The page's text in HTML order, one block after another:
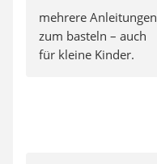
mehrere Anleitungen
zum basteln – auch
für kleine Kinder.